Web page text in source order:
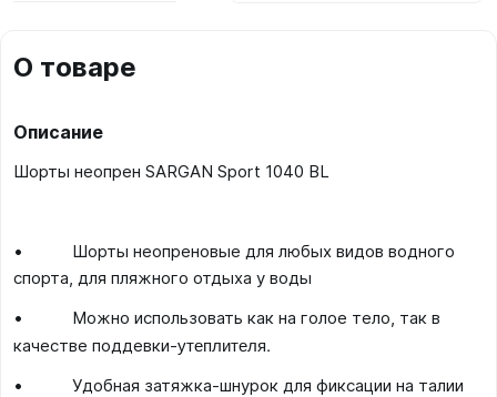
О товаре
Описание
Шорты неопрен SARGAN Sport 1040 BL
• Шорты неопреновые для любых видов водного
спорта, для пляжного отдыха у воды
• Можно использовать как на голое тело, так в
качестве поддевки-утеплителя.
• Удобная затяжка-шнурок для фиксации на талии